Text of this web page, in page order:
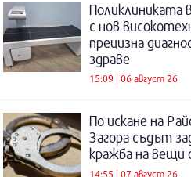
Поликлиниката
с нов
прецизна
здраве
15:09 | 06 август 26
По искане на
Загора съдът
кражба на
14:55 | 07 август 26